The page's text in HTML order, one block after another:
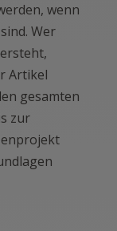
wenn
Wer
Artikel
gesamten
zur